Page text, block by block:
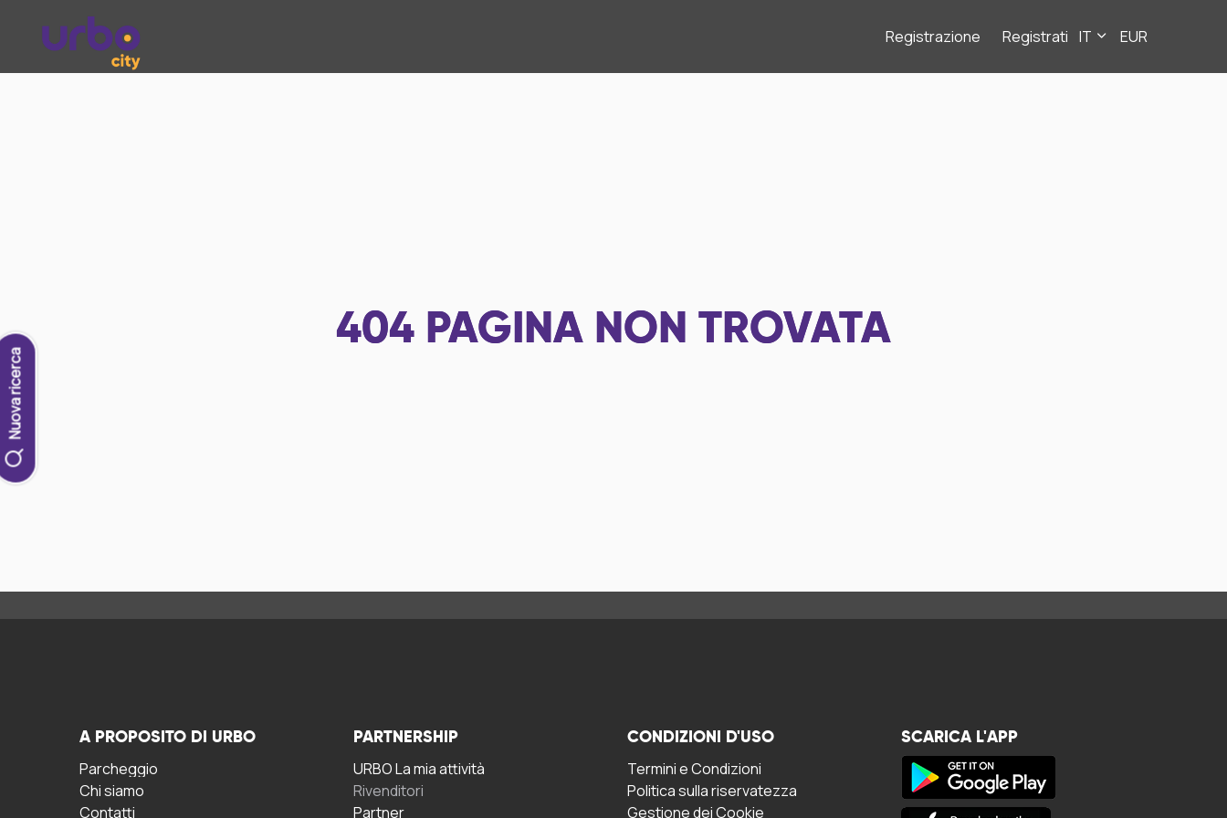
Registrazione Registrati IT EUR
Nuova ricerca
404 PAGINA NON TROVATA
A PROPOSITO DI URBO
Parcheggio
Chi siamo
Contatti
PARTNERSHIP
URBO La mia attività
Rivenditori
Partner
CONDIZIONI D'USO
Termini e Condizioni
Politica sulla riservatezza
Gestione dei Cookie
SCARICA L'APP